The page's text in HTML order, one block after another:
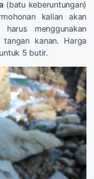
(batu keberuntungan)
kalian akan
menggunakan
kanan. Harga
5 butir.